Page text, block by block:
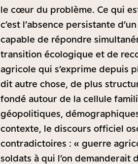
le cœur du problème. Ce qui
c’est l’absence persistante
capable de répondre
transition écologique et de
agricole qui s’exprime depuis
dit autre chose, de plus
fondé autour de la cellule
géopolitiques,
contexte, le discours officiel
contradictoires : « guerre
soldats à qui l’on